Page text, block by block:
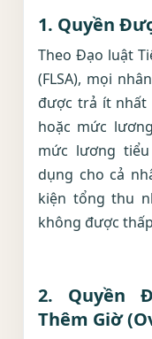
1. Quyền
Theo Đạo luật
(FLSA), mọi
được trả ít nhất
hoặc mức
mức lương
dụng cho cả
kiện tổng thu
không được
2. Quyền
Thêm Giờ